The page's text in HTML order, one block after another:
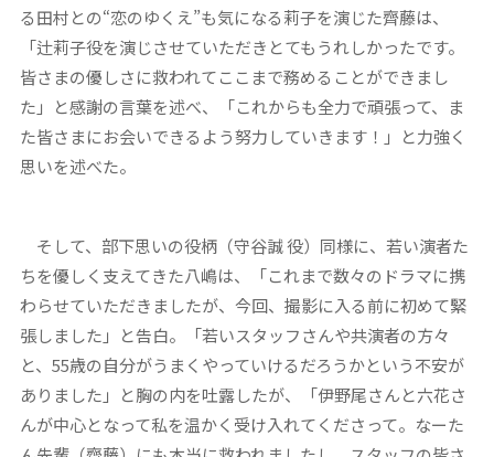
る田村との“恋のゆくえ”も気になる莉子を演じた齊藤は、
「辻莉子役を演じさせていただきとてもうれしかったです。
皆さまの優しさに救われてここまで務めることができまし
た」と感謝の言葉を述べ、「これからも全力で頑張って、ま
た皆さまにお会いできるよう努力していきます！」と力強く
思いを述べた。
そして、部下思いの役柄（守谷誠 役）同様に、若い演者た
ちを優しく支えてきた八嶋は、「これまで数々のドラマに携
わらせていただきましたが、今回、撮影に入る前に初めて緊
張しました」と告白。「若いスタッフさんや共演者の方々
と、55歳の自分がうまくやっていけるだろうかという不安が
ありました」と胸の内を吐露したが、「伊野尾さんと六花さ
んが中心となって私を温かく受け入れてくださって。なーた